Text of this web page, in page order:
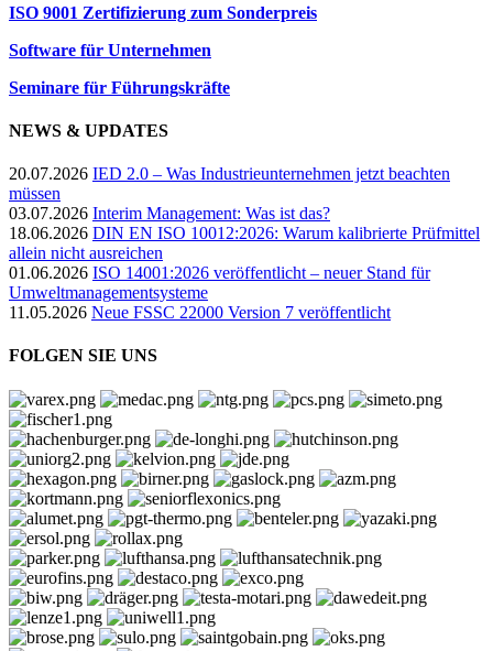
ISO 9001 Zertifizierung zum Sonderpreis
Software für Unternehmen
Seminare für Führungskräfte
NEWS & UPDATES
20.07.2026 IED 2.0 – Was Industrieunternehmen jetzt beachten
müssen
03.07.2026 Interim Management: Was ist das?
18.06.2026 DIN EN ISO 10012:2026: Warum kalibrierte Prüfmittel
allein nicht ausreichen
01.06.2026 ISO 14001:2026 veröffentlicht – neuer Stand für
Umweltmanagementsysteme
11.05.2026 Neue FSSC 22000 Version 7 veröffentlicht
FOLGEN SIE UNS